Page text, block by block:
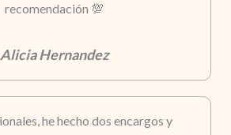
recomendación 💯
Alicia Hernandez
he hecho dos encargos y